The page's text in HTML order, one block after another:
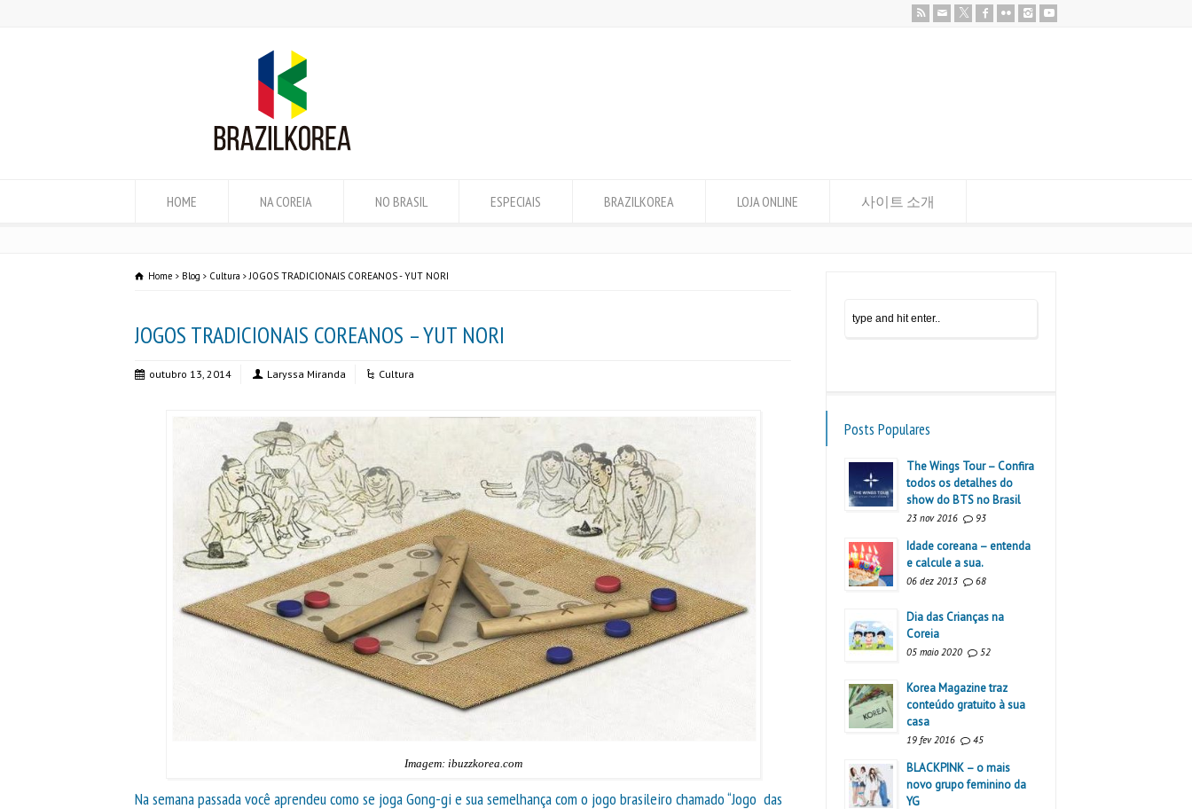
HOME NA COREIA NO BRASIL ESPECIAIS BRAZILKOREA LOJA ONLINE 사이트 소개
Home Blog Cultura JOGOS TRADICIONAIS COREANOS - YUT NORI
JOGOS TRADICIONAIS COREANOS – YUT NORI
outubro 13, 2014 Laryssa Miranda Cultura
Imagem: ibuzzkorea.com
Na semana passada você aprendeu como se jogaGong-gi e sua semelhança com o jogo brasileiro chamado “Jogo das
Posts Populares
The Wings Tour – Confira
todos os detalhes do
show do BTS no Brasil
23 nov 2016 93
Idade coreana – entenda
e calcule a sua.
06 dez 2013 68
Dia das Crianças na
Coreia
05 maio 2020 52
Korea Magazine traz
conteúdo gratuito à sua
casa
19 fev 2016 45
BLACKPINK – o mais
novo grupo feminino da
YG